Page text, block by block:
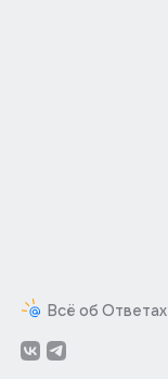
Всё об Ответах